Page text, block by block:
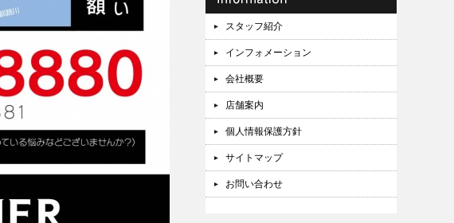
スタッフ紹介
インフォメーション
会社概要
店舗案内
個人情報保護方針
サイトマップ
お問い合わせ